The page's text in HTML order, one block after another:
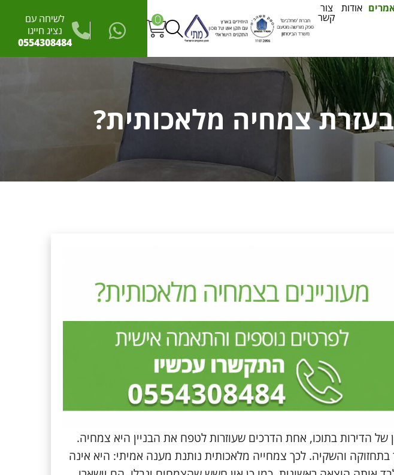
אודות צור
קשר 0
לשיחה עם
נציג חייגו
0554308484
צמחיה מלאכותית?
הדירות בתוכו, אחת הדרכים שעוזרות לטפח את הבניין היא צמחיה.
בתחזוקה והשקיה. לכך צמחייה מלאכותית נותנת מענה אמיתי: היא אינה